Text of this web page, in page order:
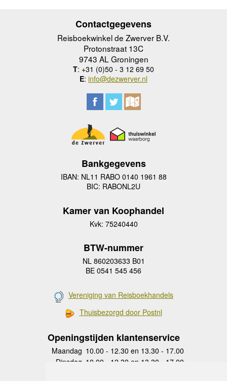
Contactgegevens
Reisboekwinkel de Zwerver B.V.
Protonstraat 13C
9743 AL Groningen
T: +31 (0)50 - 3 12 69 50
E: info@dezwerver.nl
Bankgegevens
IBAN: NL11 RABO 0140 1961 88
BIC: RABONL2U
Kamer van Koophandel
Kvk: 75240440
BTW-nummer
NL 860203633 B01
BE 0541 545 456
Vereniging van Reisboekhandels
Thuisbezorgd door Postnl
Openingstijden klantenservice
Maandag 10.00 - 12.30 en 13.30 - 17.00
Dinsdag 10.00 - 12.30 en 13.30 - 17.00